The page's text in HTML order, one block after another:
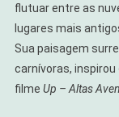
flutuar entre as
lugares mais
Sua paisagem
carnívoras, inspirou
filme Up – Altas